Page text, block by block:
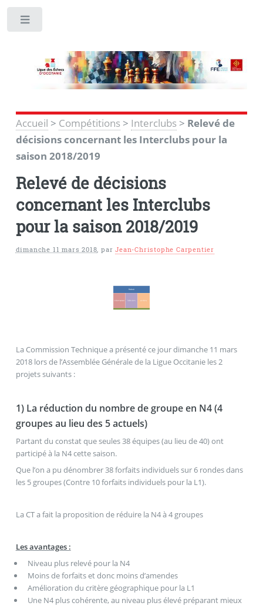
Accueil > Compétitions> Interclubs> Relevé de
décisions concernant les Interclubs pour la
saison 2018/2019
Relevé de décisions
concernant les Interclubs
pour la saison 2018/2019
dimanche 11 mars 2018,parJean-Christophe Carpentier
La Commission Technique a présenté ce jour dimanche 11 mars
2018 lors de l’Assemblée Générale de la Ligue Occitanie les 2
projets suivants :
1) La réduction du nombre de groupe en N4 (4
groupes au lieu des 5 actuels)
Partant du constat que seules 38 équipes (au lieu de 40) ont
participé à la N4 cette saison.
Que l’on a pu dénombrer 38 forfaits individuels sur 6 rondes dans
les 5 groupes (Contre 10 forfaits individuels pour la L1).
La CT a fait la proposition de réduire la N4 à 4 groupes
Les avantages :
Niveau plus relevé pour la N4
Moins de forfaits et donc moins d’amendes
Amélioration du critère géographique pour la L1
Une N4 plus cohérente, au niveau plus élevé préparant mieux